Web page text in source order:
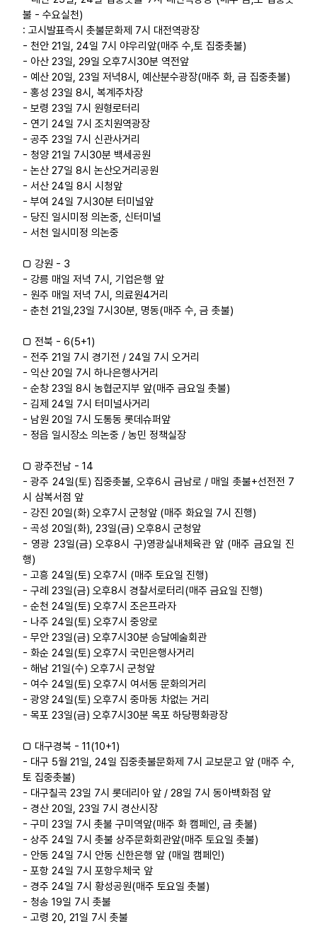
불 - 수요실천)
: 고시발표즉시 촛불문화제 7시 대전역광장
- 천안 21일, 24일 7시 야우리앞(매주 수,토 집중촛불)
- 아산 23일, 29일 오후7시30분 역전앞
- 예산 20일, 23일 저녁8시, 예산분수광장(매주 화, 금 집중촛불)
- 홍성 23일 8시, 복계주차장
- 보령 23일 7시 원형로터리
- 연기 24일 7시 조치원역광장
- 공주 23일 7시 신관사거리
- 청양 21일 7시30분 백세공원
- 논산 27일 8시 논산오거리공원
- 서산 24일 8시 시청앞
- 부여 24일 7시30분 터미널앞
- 당진 일시미정 의논중, 신터미널
- 서천 일시미정 의논중
□ 강원 - 3
- 강릉 매일 저녁 7시, 기업은행 앞
- 원주 매일 저녁 7시, 의료원4거리
- 춘천 21일,23일 7시30분, 명동(매주 수, 금 촛불)
□ 전북 - 6(5+1)
- 전주 21일 7시 경기전 / 24일 7시 오거리
- 익산 20일 7시 하나은행사거리
- 순창 23일 8시 농협군지부 앞(매주 금요일 촛불)
- 김제 24일 7시 터미널사거리
- 남원 20일 7시 도통동 롯데슈퍼앞
- 정읍 일시장소 의논중 / 농민 정책실장
□ 광주전남 - 14
- 광주 24일(토) 집중촛불, 오후6시 금남로 / 매일 촛불+선전전 7
시 삼복서점 앞
- 강진 20일(화) 오후7시 군청앞 (매주 화요일 7시 진행)
- 곡성 20일(화), 23일(금) 오후8시 군청앞
- 영광 23일(금) 오후8시 구)영광실내체육관 앞 (매주 금요일 진
행)
- 고흥 24일(토) 오후7시 (매주 토요일 진행)
- 구례 23일(금) 오후8시 경찰서로터리(매주 금요일 진행)
- 순천 24일(토) 오후7시 조은프라자
- 나주 24일(토) 오후7시 중앙로
- 무안 23일(금) 오후7시30분 승달예술회관
- 화순 24일(토) 오후7시 국민은행사거리
- 해남 21일(수) 오후7시 군청앞
- 여수 24일(토) 오후7시 여서동 문화의거리
- 광양 24일(토) 오후7시 중마동 차없는 거리
- 목포 23일(금) 오후7시30분 목포 하당평화광장
□ 대구경북 - 11(10+1)
- 대구 5월 21일, 24일 집중촛불문화제 7시 교보문고 앞 (매주 수,
토 집중촛불)
- 대구칠곡 23일 7시 롯데리아 앞 / 28일 7시 동아백화점 앞
- 경산 20일, 23일 7시 경산시장
- 구미 23일 7시 촛불 구미역앞(매주 화 캠페인, 금 촛불)
- 상주 24일 7시 촛불 상주문화회관앞(매주 토요일 촛불)
- 안동 24일 7시 안동 신한은행 앞 (매일 캠페인)
- 포항 24일 7시 포항우체국 앞
- 경주 24일 7시 황성공원(매주 토요일 촛불)
- 청송 19일 7시 촛불
- 고령 20, 21일 7시 촛불